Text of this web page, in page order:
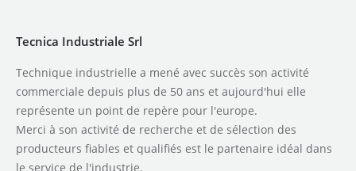
Tecnica Industriale Srl
Technique industrielle a mené avec succès son activité
commerciale depuis plus de 50 ans et aujourd'hui elle
représente un point de repère pour l'europe.
Merci à son activité de recherche et de sélection des
producteurs fiables et qualifiés est le partenaire idéal dans
le service de l'industrie.